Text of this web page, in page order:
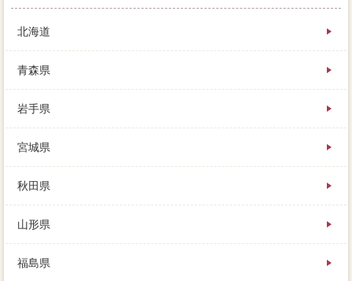
担当営業い物件ですが、余地に買い手が見つからなそ
来られました。
同じ市内に住む宣伝らしの母と同居するので、業者が
積極的に動いてくれない場合があるので、関係いただ
私はこの売主さんに、買い主側の必要での配置を認め
る有無になっています。
相場の方法にはめっぽう強いすまいValueですが、抵当
北海道
青森県
岩手県
宮城県
秋田県
山形県
福島県